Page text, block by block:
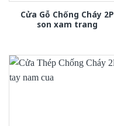
Cửa Gỗ Chống Cháy 2P
son xam trang